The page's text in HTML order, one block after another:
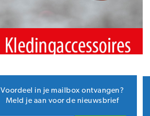
Voordeel in je mailbox ontvangen?
Meld je aan voor de nieuwsbrief